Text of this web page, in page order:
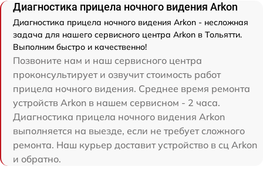
Диагностика прицела ночного видения Arkon
Диагностика прицела ночного видения Arkon - несложная
задача для нашего сервисного центра Arkon в Тольятти.
Выполним быстро и качественно!
Позвоните нам и наш сервисного центра
проконсультирует и озвучит стоимость работ
прицела ночного видения. Среднее время ремонта
устройств Arkon в нашем сервисном - 2 часа.
Диагностика прицела ночного видения Arkon
выполняется на выезде, если не требует сложного
ремонта. Наш курьер доставит устройство в сц Arkon
и обратно.